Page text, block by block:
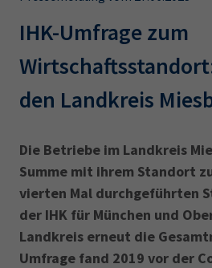
Leichte Sprache
IHK regional
Karriere
Presse
EN
IHK Akademie
AdA
34d
Wirtschaftsfachwirt
34f
Sachkundeprüfung
34i
Betriebswirt
IHK-Umfrage zum
den Landkreis
Die Betriebe im Landkreis
Summe mit ihrem Standort
vierten Mal durchgeführten
der IHK für München und
Landkreis erneut die
Umfrage fand 2019 vor der